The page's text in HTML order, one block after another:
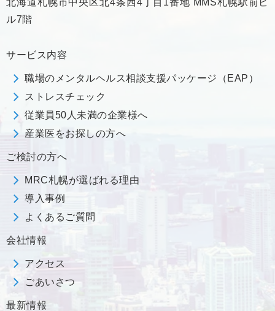
ル7階
サービス内容
職場のメンタルヘルス相談支援パッケージ（EAP）
ストレスチェック
従業員50人未満の企業様へ
産業医をお探しの方へ
ご検討の方へ
MRC札幌が選ばれる理由
導入事例
よくあるご質問
会社情報
アクセス
ごあいさつ
最新情報